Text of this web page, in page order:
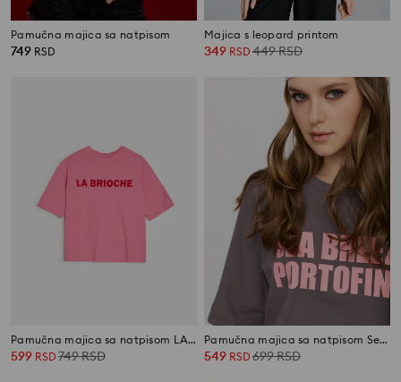
Pamučna majica sa natpisom
749 RSD
Majica s leopard printom
349 RSD 449RSD
Pamučna majica sa natpisom LA BRIOCHE
599 RSD 749RSD
Pamučna majica sa natpisom Sea Breeze Portofino
549 RSD 699RSD